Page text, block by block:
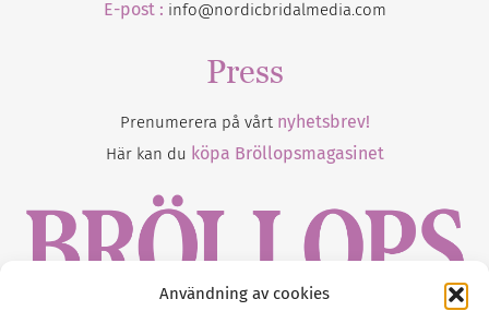
Användning av cookies
E-post : info@nordicbridalmedia.com
Press
Prenumerera på vårt nyhetsbrev!
Här kan du köpa Bröllopsmagasinet